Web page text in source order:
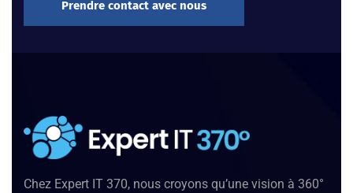
Prendre contact avec nous
Chez Expert IT 370, nous croyons qu’une vision à 360°